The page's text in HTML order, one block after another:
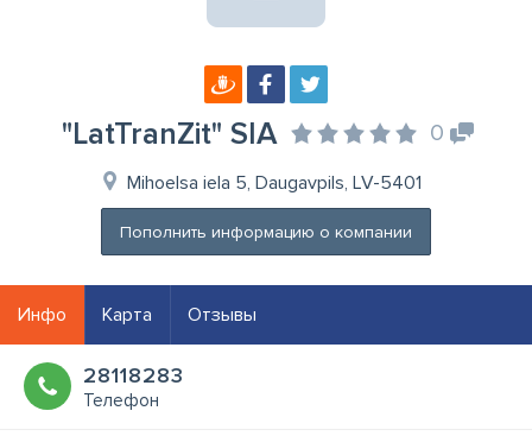
"LatTranZit" SIA 0
Mihoelsa iela 5, Daugavpils, LV-5401
Пополнить информацию о компании
Инфо Карта Отзывы
28118283
Телефон